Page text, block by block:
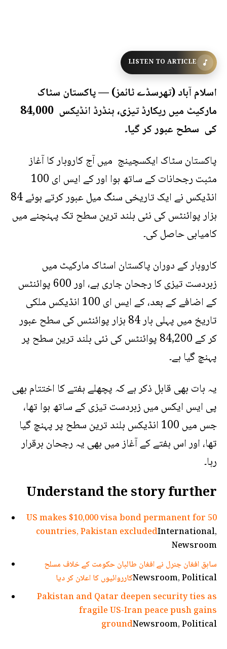
LISTEN TO ARTICLE
اسلام آباد (تھرسڈے ٹائمز) — پاکستان سٹاک
مارکیٹ میں ریکارڈ تیزی، ہنڈرڈ انڈیکس 84,000
کی سطح عبور کر گیا۔
پاکستان سٹاک ایکسچینج میں آج کاروبار کا آغاز
مثبت رجحانات کے ساتھ ہوا اور کے ایس ای 100
انڈیکس نے ایک تاریخی سنگ میل عبور کرتے ہوئے 84
ہزار پوائنٹس کی نئی بلند ترین سطح تک پہنچنے میں
کامیابی حاصل کی۔
کاروبار کے دوران پاکستان اسٹاک مارکیٹ میں
زبردست تیزی کا رجحان جاری ہے، اور 600 پوائنٹس
کے اضافے کے بعد، کے ایس ای 100 انڈیکس ملکی
تاریخ میں پہلی بار 84 ہزار پوائنٹس کی سطح عبور
کر کے 84,200 پوائنٹس کی نئی بلند ترین سطح پر
پہنچ گیا ہے۔
یہ بات بھی قابل ذکر ہے کہ پچھلے ہفتے کا اختتام بھی
پی ایس ایکس میں زبردست تیزی کے ساتھ ہوا تھا،
جس میں 100 انڈیکس بلند ترین سطح پر پہنچ گیا
تھا، اور اس ہفتے کے آغاز میں بھی یہ رجحان برقرار
رہا۔
Understand the story further
US makes $10,000 visa bond permanent for 50
countries, Pakistan excludedInternational,
Newsroom
سابق افغان جنرل نے افغان طالبان حکومت کے خلاف مسلح
کارروائیوں کا اعلان کر دیاNewsroom, Political
Pakistan and Qatar deepen security ties as
fragile US-Iran peace push gains
groundNewsroom, Political